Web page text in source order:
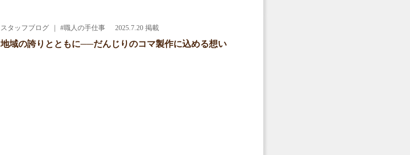
スタッフブログ ｜ #職人の手仕事 2025.7.20 掲載
地域の誇りとともに──だんじりのコマ製作に込める想い